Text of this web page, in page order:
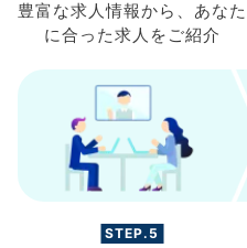
豊富な求人情報から、 あなた
に合った求人を ご紹介
STEP.5